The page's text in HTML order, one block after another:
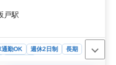
待ちしています。
戸駅
通勤OK 週休2日制
長期